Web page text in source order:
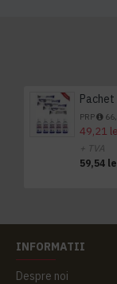
PRP
49,21
+ TVA
59,54
INFORMATII
Despre noi